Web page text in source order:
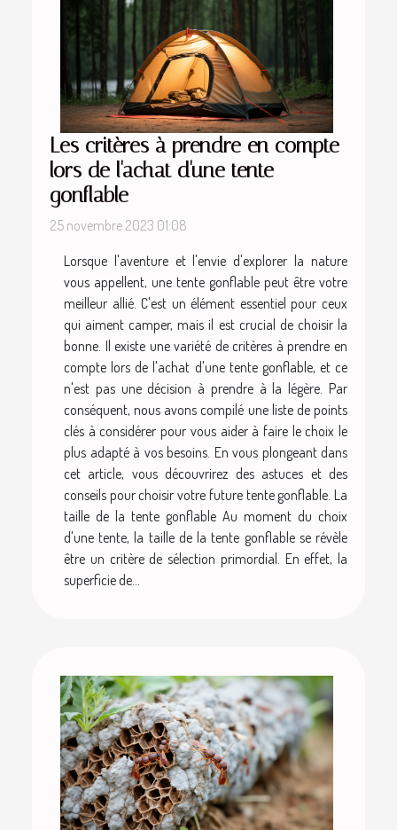
Les critères à prendre en compte
lors de l'achat d'une tente
gonflable
25 novembre 2023 01:08
Lorsque l'aventure et l'envie d'explorer la nature
vous appellent, une tente gonflable peut être votre
meilleur allié. C'est un élément essentiel pour ceux
qui aiment camper, mais il est crucial de choisir la
bonne. Il existe une variété de critères à prendre en
compte lors de l'achat d'une tente gonflable, et ce
n'est pas une décision à prendre à la légère. Par
conséquent, nous avons compilé une liste de points
clés à considérer pour vous aider à faire le choix le
plus adapté à vos besoins. En vous plongeant dans
cet article, vous découvrirez des astuces et des
conseils pour choisir votre future tente gonflable. La
taille de la tente gonflable Au moment du choix
d'une tente, la taille de la tente gonflable se révèle
être un critère de sélection primordial. En effet, la
superficie de...